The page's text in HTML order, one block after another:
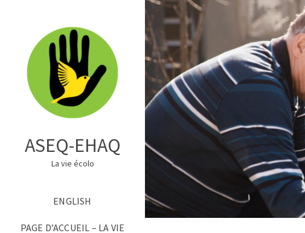
ASEQ-EHAQ
La vie écolo
ENGLISH
PAGE D’ACCUEIL – LA VIE